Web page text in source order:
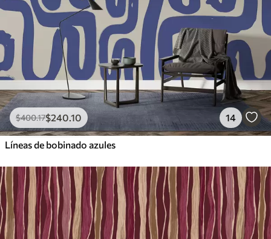
$400.17$240.10 14
Líneas de bobinado azules